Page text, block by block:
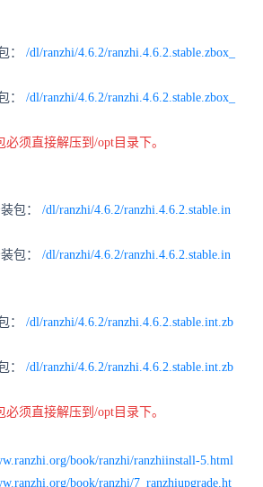
：
/dl/ranzhi/4.6.2/ranzhi.4.6.2.stable.zbox_
：
/dl/ranzhi/4.6.2/ranzhi.4.6.2.stable.zbox_
须直接解压到/opt目录下。
包：
/dl/ranzhi/4.6.2/ranzhi.4.6.2.stable.in
包：
/dl/ranzhi/4.6.2/ranzhi.4.6.2.stable.in
：
/dl/ranzhi/4.6.2/ranzhi.4.6.2.stable.int.zb
：
/dl/ranzhi/4.6.2/ranzhi.4.6.2.stable.int.zb
须直接解压到/opt目录下。
book/ranzhi/ranzhiinstall-5.html
book/ranzhi/7_ranzhiupgrade.ht